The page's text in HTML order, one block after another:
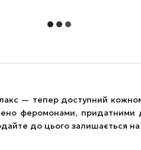
— тепер доступний
феромонами, придатними
до цього залишається на